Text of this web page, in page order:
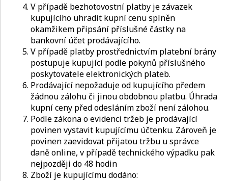
V případě bezhotovostní platby je závazek
kupujícího uhradit kupní cenu splněn
okamžikem připsání příslušné částky na
bankovní účet prodávajícího.
V případě platby prostřednictvím platební brány
postupuje kupující podle pokynů příslušného
poskytovatele elektronických plateb.
Prodávající nepožaduje od kupujícího předem
žádnou zálohu či jinou obdobnou platbu. Úhrada
kupní ceny před odesláním zboží není zálohou.
Podle zákona o evidenci tržeb je prodávající
povinen vystavit kupujícímu účtenku. Zároveň je
povinen zaevidovat přijatou tržbu u správce
daně online, v případě technického výpadku pak
nejpozději do 48 hodin
Zboží je kupujícímu dodáno: